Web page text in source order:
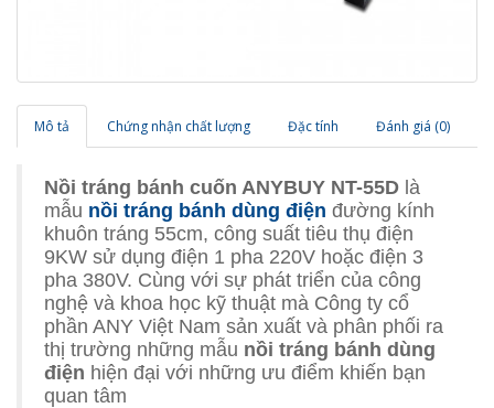
Mô tả Chứng nhận chất lượng Đặc tính Đánh giá (0)
Nồi tráng bánh cuốn ANYBUY NT-55D là
mẫu nồi tráng bánh dùng điện đường kính
khuôn tráng 55cm, công suất tiêu thụ điện
9KW sử dụng điện 1 pha 220V hoặc điện 3
pha 380V. Cùng với sự phát triển của công
nghệ và khoa học kỹ thuật mà Công ty cổ
phần ANY Việt Nam sản xuất và phân phối ra
thị trường những mẫu nồi tráng bánh dùng
điện hiện đại với những ưu điểm khiến bạn
quan tâm